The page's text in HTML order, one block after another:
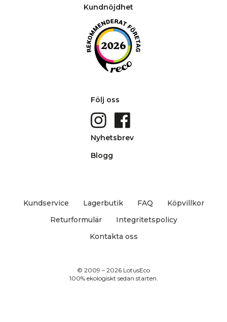
Kundnöjdhet
Följ oss
Nyhetsbrev
Blogg
Kundservice Lagerbutik FAQ
Köpvillkor
Returformulär
Integritetspolicy
Kontakta oss
© 2009 – 2026 LotusEco
100% ekologiskt sedan starten.